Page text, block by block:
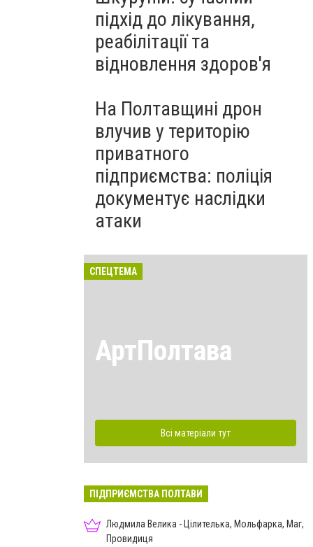
підхід до лікування,
реабілітації та
відновлення здоров'я
На Полтавщині дрон
влучив у територію
приватного
підприємства: поліція
документує наслідки
атаки
СПЕЦТЕМА
АртПолтава
Всі матеріали тут
ПІДПРИЄМСТВА ПОЛТАВИ
Людмила Велика - Цілителька, Мольфарка, Маг,
Провидиця